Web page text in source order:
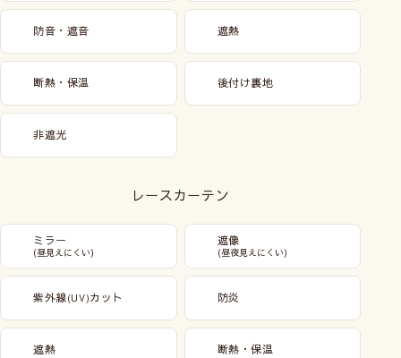
防音・遮音 遮熱
断熱・保温 後付け裏地
非遮光
レースカーテン
ミラー
(昼見えにくい)
遮像
(昼夜見えにくい)
紫外線(UV)カット 防炎
遮熱 断熱・保温